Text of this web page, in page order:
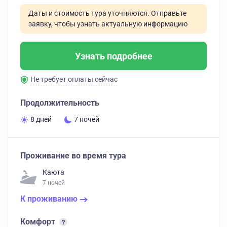
Даты и стоимость тура уточняются. Отправьте
заявку, чтобы узнать актуальную информацию
Узнать подробнее
Не требует оплаты сейчас
Продолжительность
8 дней 7 ночей
Проживание во время тура
Каюта
7 ночей
К проживанию
Комфорт